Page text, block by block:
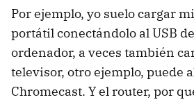
Por ejemplo, yo suelo cargar
portátil conectándolo al USB
ordenador, a veces también
televisor, otro ejemplo, puede
Chromecast. Y el router, por